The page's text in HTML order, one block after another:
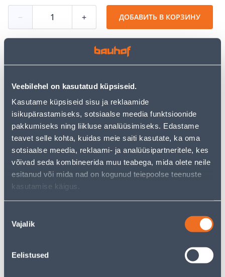
Veebilehel on kasutatud küpsiseid.
Kasutame küpsiseid sisu ja reklaamide
isikupärastamiseks, sotsiaalse meedia funktsioonide
pakkumiseks ning liikluse analüüsimiseks. Edastame
teavet selle kohta, kuidas meie saiti kasutate, ka oma
sotsiaalse meedia, reklaami- ja analüüsipartneritele, kes
võivad seda kombineerida muu teabega, mida olete neile
esitanud või mida nad on kogunud teiepoolse teenuste
kasutamise käigus.
valik
Vajalik
Eelistused
− + ДОБАВИТЬ В КОРЗИНУ
• Kvaliteetsest põhjamaisest kuusepuidust valmistatud
kuur.
• Kuuri pindala on 16,9 m².
• Tarnitakse värvimata kujul ja katusekate ei sisaldu
komplektis. Tarnitakse detailidena, mitte
kokkupanduna.
• 14-päevane tagastusõigus.
• HANKIJA LAOST TELLITAV TOODE
Ожидаемая доставка домой от 16,90 € с 09.09.2026